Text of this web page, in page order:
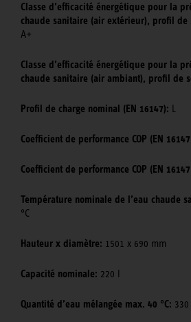
Classe d’efficacité énergétique pour la
chaude sanitaire (air extérieur), profil
A+
Classe d’efficacité énergétique pour la
chaude sanitaire (air ambiant), profil de
Profil de charge nominal (EN 16147): L
Coefficient de performance COP (EN
Coefficient de performance COP (EN
Température nominale de l’eau chaude
°C
Hauteur x diamètre: 1501 x 690 mm
Capacité nominale: 220 l
Quantité d’eau mélangée max. 40 °C: 330 l